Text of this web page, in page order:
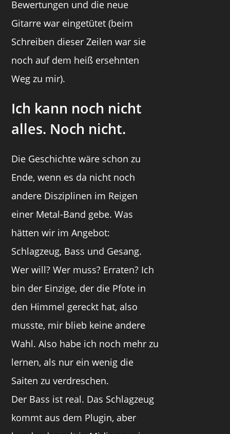
Bewertungen und die neue
Gitarre war eingetütet (beim
Schreiben dieser Zeilen war sie
noch auf dem heiß ersehnten
Weg zu mir).
Ich kann noch nicht
alles. Noch nicht.
Die Geschichte wäre schon zu
Ende, wenn es da nicht noch
andere Disziplinen im Reigen
einer Metal-Band gebe. Was
hätten wir im Angebot:
Schlagzeug, Bass und Gesang.
Wer will? Wer muss? Erraten? Ich
bin der Einzige, der die Pfote in
den Himmel gereckt hat, also
musste, mir blieb keine andere
Wahl. Also habe ich noch mehr zu
lernen, als nur ein wenig die
Saiten zu verdreschen.
Der Bass ist real. Das Schlagzeug
kommt aus dem Plugin, aber